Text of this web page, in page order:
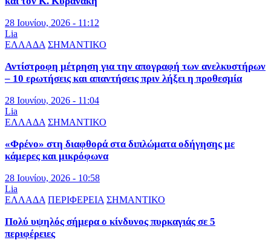
28 Ιουνίου, 2026 - 11:12
Lia
ΕΛΛΑΔΑ ΣΗΜΑΝΤΙΚΟ
Αντίστροφη μέτρηση για την απογραφή των ανελκυστήρων
– 10 ερωτήσεις και απαντήσεις πριν λήξει η προθεσμία
28 Ιουνίου, 2026 - 11:04
Lia
ΕΛΛΑΔΑ ΣΗΜΑΝΤΙΚΟ
«Φρένο» στη διαφθορά στα διπλώματα οδήγησης με
κάμερες και μικρόφωνα
28 Ιουνίου, 2026 - 10:58
Lia
ΕΛΛΑΔΑ ΠΕΡΙΦΕΡΕΙΑ ΣΗΜΑΝΤΙΚΟ
Πολύ υψηλός σήμερα ο κίνδυνος πυρκαγιάς σε 5
περιφέρειες